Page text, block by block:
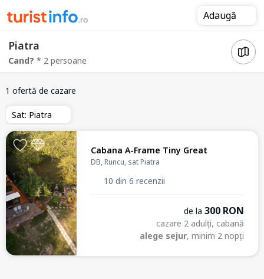
Adaugă
Piatra
Cand? * 2 persoane
1 ofertă de cazare
Sat: Piatra
Cabana A-Frame Tiny Great
DB, Runcu, sat Piatra
10 din 6 recenzii
de la 300 RON
cazare 2 adulți, cabană
alege sejur, minim 2 nopți